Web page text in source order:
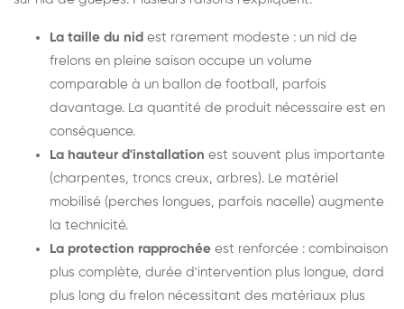
La taille du nid est rarement modeste : un nid de
frelons en pleine saison occupe un volume
comparable à un ballon de football, parfois
davantage. La quantité de produit nécessaire est en
conséquence.
La hauteur d'installation est souvent plus importante
(charpentes, troncs creux, arbres). Le matériel
mobilisé (perches longues, parfois nacelle) augmente
la technicité.
La protection rapprochée est renforcée : combinaison
plus complète, durée d'intervention plus longue, dard
plus long du frelon nécessitant des matériaux plus